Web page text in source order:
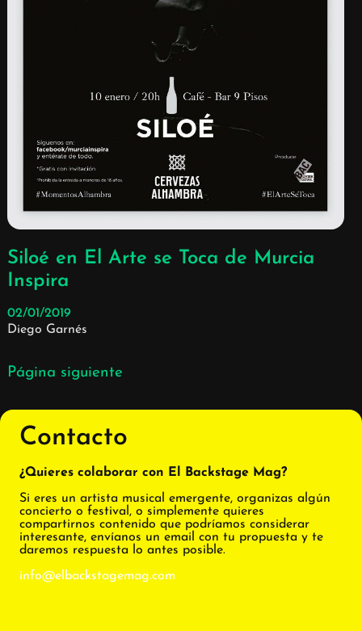
Siloé en El Arte se Toca de Murcia
Inspira
02/01/2019
Diego Garnés
Página siguiente
Contacto
¿Quieres colaborar con El Backstage Mag?
Si eres un artista musical emergente, organizas algún
concierto o festival, o simplemente quieres
compartirnos contenido que podríamos considerar
interesante, envíanos un email con tu propuesta y te
daremos respuesta lo antes posible.
info@elbackstagemag.com